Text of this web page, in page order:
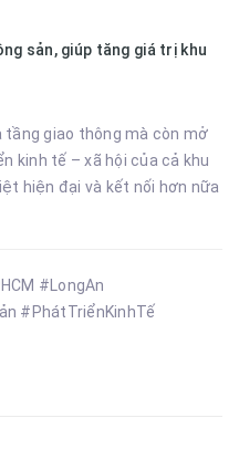
sản, giúp tăng giá trị khu
tầng giao thông mà còn mở
kinh tế – xã hội của cả khu
hiện đại và kết nối hơn nữa
#LongAn
#PhátTriểnKinhTế